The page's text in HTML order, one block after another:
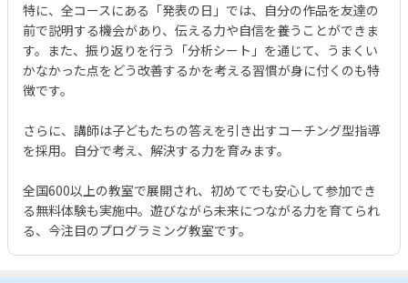
特に、全コースにある「発表の日」では、自分の作品を友達の
前で説明する機会があり、伝える力や自信を養うことができま
す。また、振り返りを行う「分析シート」を通じて、うまくい
かなかった点をどう改善するかを考える習慣が身に付くのも特
徴です。
さらに、講師は子どもたちの答えを引き出すコーチング型指導
を採用。自分で考え、解決する力を育みます。
全国600以上の教室で展開され、初めてでも安心して参加でき
る無料体験も実施中。遊びながら未来につながる力を育てられ
る、今注目のプログラミング教室です。